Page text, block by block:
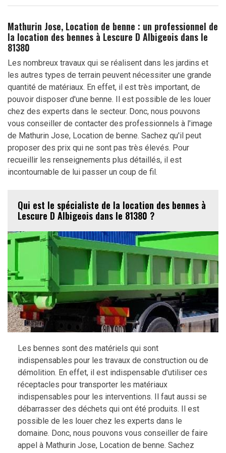
Mathurin Jose, Location de benne : un professionnel de
la location des bennes à Lescure D Albigeois dans le
81380
Les nombreux travaux qui se réalisent dans les jardins et
les autres types de terrain peuvent nécessiter une grande
quantité de matériaux. En effet, il est très important, de
pouvoir disposer d'une benne. Il est possible de les louer
chez des experts dans le secteur. Donc, nous pouvons
vous conseiller de contacter des professionnels à l'image
de Mathurin Jose, Location de benne. Sachez qu'il peut
proposer des prix qui ne sont pas très élevés. Pour
recueillir les renseignements plus détaillés, il est
incontournable de lui passer un coup de fil.
Qui est le spécialiste de la location des bennes à
Lescure D Albigeois dans le 81380 ?
Les bennes sont des matériels qui sont
indispensables pour les travaux de construction ou de
démolition. En effet, il est indispensable d'utiliser ces
réceptacles pour transporter les matériaux
indispensables pour les interventions. Il faut aussi se
débarrasser des déchets qui ont été produits. Il est
possible de les louer chez les experts dans le
domaine. Donc, nous pouvons vous conseiller de faire
appel à Mathurin Jose, Location de benne. Sachez